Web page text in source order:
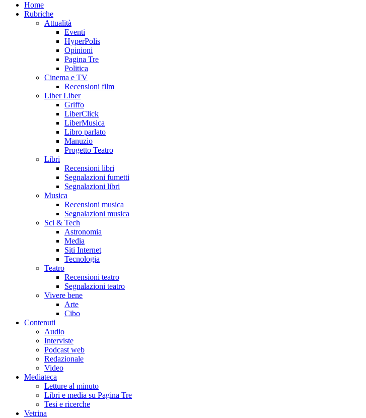
Home
Rubriche
Attualità
Eventi
HyperPolis
Opinioni
Pagina Tre
Politica
Cinema e TV
Recensioni film
Liber Liber
Griffo
LiberClick
LiberMusica
Libro parlato
Manuzio
Progetto Teatro
Libri
Recensioni libri
Segnalazioni fumetti
Segnalazioni libri
Musica
Recensioni musica
Segnalazioni musica
Sci & Tech
Astronomia
Media
Siti Internet
Tecnologia
Teatro
Recensioni teatro
Segnalazioni teatro
Vivere bene
Arte
Cibo
Contenuti
Audio
Interviste
Podcast web
Redazionale
Video
Mediateca
Letture al minuto
Libri e media su Pagina Tre
Tesi e ricerche
Vetrina